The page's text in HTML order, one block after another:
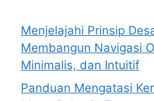
Menjelajahi Prinsip
Membangun Navigasi
Minimalis, dan Intuitif
Panduan Mengatasi